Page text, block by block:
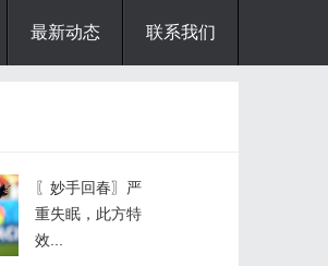
最新动态 联系我们
〖妙手回春〗严
重失眠，此方特
效...